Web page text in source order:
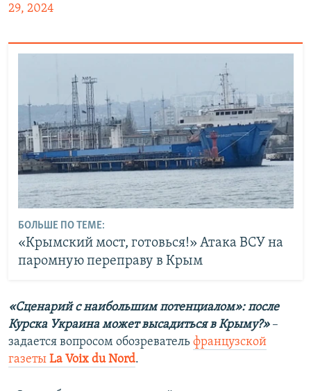
29, 2024
БОЛЬШЕ ПО ТЕМЕ:
«Крымский мост, готовься!» Атака ВСУ на
паромную переправу в Крым
«Сценарий с наибольшим потенциалом»: после
Курска Украина может высадиться в Крыму?»–
задается вопросом обозреватель французской
газеты La Voix du Nord.